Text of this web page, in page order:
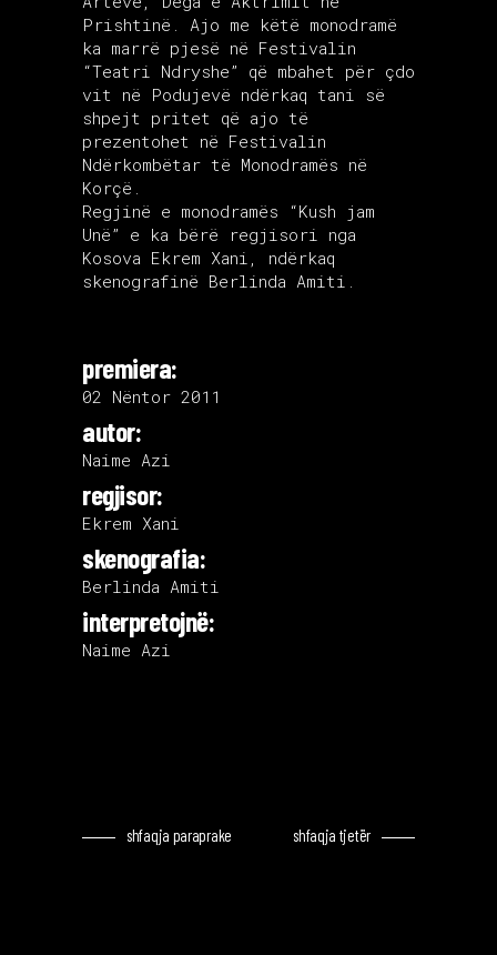
Prishtinë. Ajo me këtë monodramë
ka marrë pjesë në Festivalin
“Teatri Ndryshe” që mbahet për çdo
vit në Podujevë ndërkaq tani së
shpejt pritet që ajo të
prezentohet në Festivalin
Ndërkombëtar të Monodramës në
Korçë.
Regjinë e monodramës “Kush jam
Unë” e ka bërë regjisori nga
Kosova Ekrem Xani, ndërkaq
skenografinë Berlinda Amiti.
premiera:
02 Nëntor 2011
autor:
Naime Azi
regjisor:
Ekrem Xani
skenografia:
Berlinda Amiti
interpretojnë:
Naime Azi
shfaqja paraprake shfaqja tjetër